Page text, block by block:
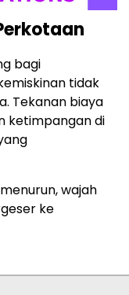
bagi
tidak
Tekanan biaya
ketimpangan di
wajah
ke